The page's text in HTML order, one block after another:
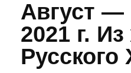
Август —
2021 г.
Русского